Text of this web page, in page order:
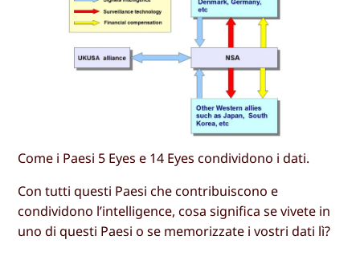
Come i Paesi 5 Eyes e 14 Eyes condividono i dati.
Con tutti questi Paesi che contribuiscono e
condividono l’intelligence, cosa significa se vivete in
uno di questi Paesi o se memorizzate i vostri dati lì?